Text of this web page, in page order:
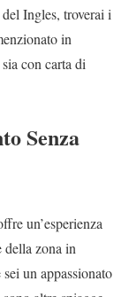
Ingles, troverai i
in
con carta di
Senza
un’esperienza
della zona in
un appassionato